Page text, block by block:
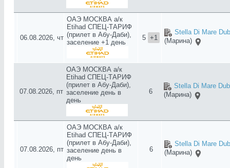
06.08.2026, чт
ОАЭ МОСКВА а/к
Etihad СПЕЦ-ТАРИФ
(прилет в Абу-Даби),
заселение +1 день
5 +1
Stella Di Mare
(Марина)
07.08.2026, пт
ОАЭ МОСКВА а/к
Etihad СПЕЦ-ТАРИФ
(прилет в Абу-Даби),
заселение день в
день
6
Stella Di Mare
(Марина)
07.08.2026, пт
ОАЭ МОСКВА а/к
Etihad СПЕЦ-ТАРИФ
(прилет в Абу-Даби),
заселение день в
день
6
Stella Di Mare
(Марина)